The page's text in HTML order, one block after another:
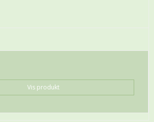
Vis produkt